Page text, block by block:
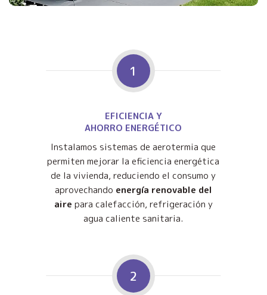
1
EFICIENCIA Y
AHORRO ENERGÉTICO
Instalamos sistemas de aerotermia que
permiten mejorar la eficiencia energética
de la vivienda, reduciendo el consumo y
aprovechando energía renovable del
aire para calefacción, refrigeración y
agua caliente sanitaria.
2